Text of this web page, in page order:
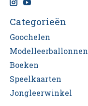
Categorieën
Goochelen
Modelleerballonnen
Boeken
Speelkaarten
Jongleerwinkel